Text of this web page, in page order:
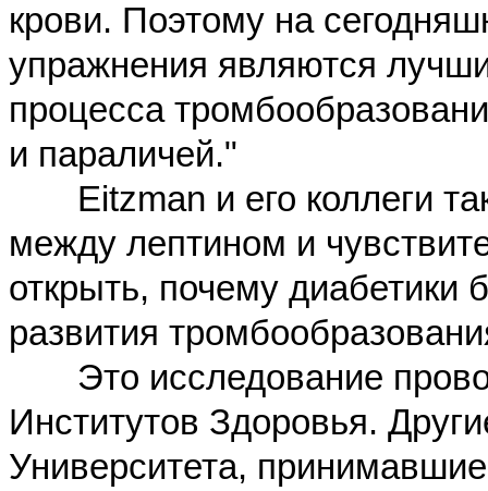
крови. Поэтому на
упражнения являются
процесса
и параличей."
Eitzman и его коллеги
между лептином и
открыть, почему
развития
Это исследование
Институтов Здоровья.
Университета,